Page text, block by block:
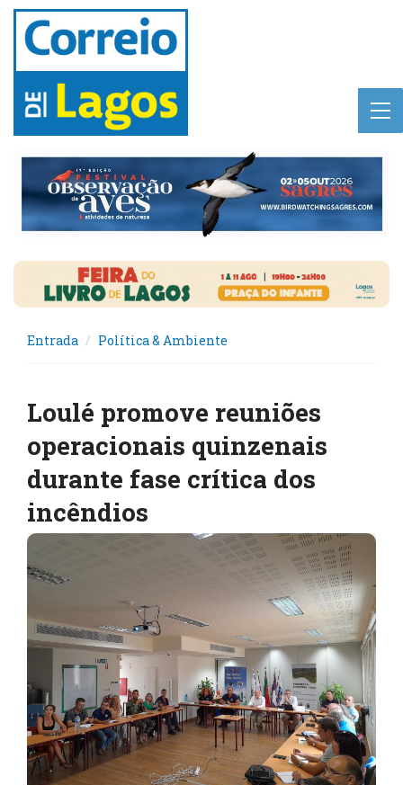
Entrada Política & Ambiente
Loulé promove reuniões
operacionais quinzenais
durante fase crítica dos
incêndios